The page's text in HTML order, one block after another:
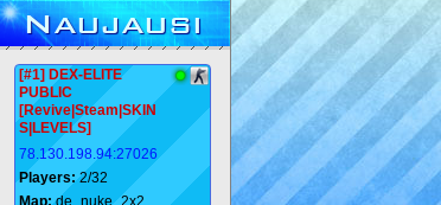
Naujausi